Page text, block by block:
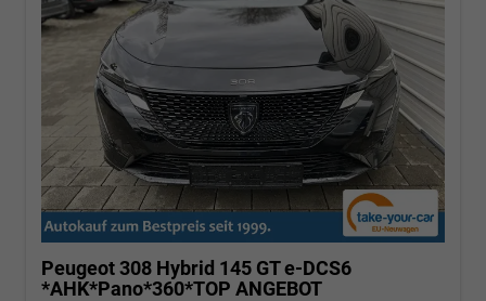
Peugeot 308 Hybrid 145 GT e-DCS6
*AHK*Pano*360*TOP ANGEBOT